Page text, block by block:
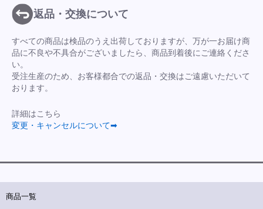
返品・交換について
すべての商品は検品のうえ出荷しておりますが、万が一お届け商
品に不良や不具合がございましたら、商品到着後にご連絡くださ
い。
受注生産のため、お客様都合での返品・交換はご遠慮いただいて
おります。
詳細はこちら
変更・キャンセルについて➡
商品一覧